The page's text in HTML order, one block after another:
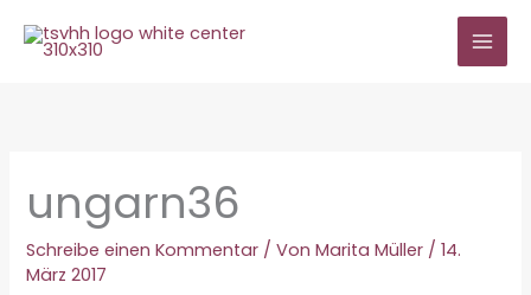
Inhalt
ungarn36
Schreibe einen Kommentar / VonMarita Müller /14.
März 2017